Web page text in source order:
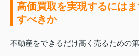
高価買取を実現するには
すべきか
不動産をできるだけ高く売るための